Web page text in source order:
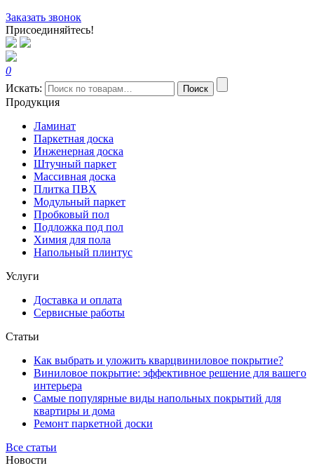
Заказать звонок
Присоединяйтесь!
0
Искать:
Поиск
Продукция
Ламинат
Паркетная доска
Инженерная доска
Штучный паркет
Массивная доска
Плитка ПВХ
Модульный паркет
Пробковый пол
Подложка под пол
Химия для пола
Напольный плинтус
Услуги
Доставка и оплата
Сервисные работы
Статьи
Как выбрать и уложить кварцвиниловое покрытие?
Виниловое покрытие: эффективное решение для вашего
интерьера
Самые популярные виды напольных покрытий для
квартиры и дома
Ремонт паркетной доски
Все статьи
Новости